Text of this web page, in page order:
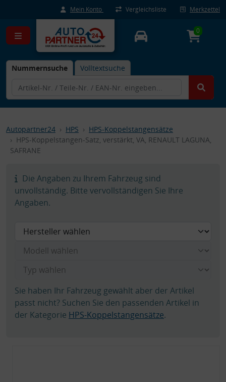
Mein Konto Vergleichsliste Merkzettel
Nummernsuche Volltextsuche
0
Autopartner24 HPS
HPS-Koppelstangensätze
HPS-Koppelstangen-Satz, verstärkt, VA, RENAULT LAGUNA,
SAFRANE
Die Angaben zu Ihrem Fahrzeug sind
unvollständig. Bitte vervollständigen Sie Ihre
Angaben.
Sie haben Ihr Fahrzeug gewählt aber der Artikel
passt nicht? Suchen Sie den passenden Artikel in
der Kategorie HPS-Koppelstangensätze.